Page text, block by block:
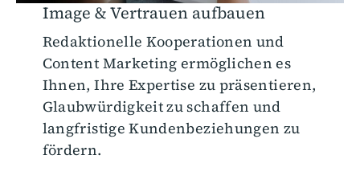
Image & Vertrauen aufbauen
Redaktionelle Kooperationen und
Content Marketing ermöglichen es
Ihnen, Ihre Expertise zu präsentieren,
Glaubwürdigkeit zu schaffen und
langfristige Kundenbeziehungen zu
fördern.